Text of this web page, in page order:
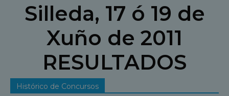
Silleda, 17 ó 19 de
Xuño de 2011
RESULTADOS
Histórico de Concursos